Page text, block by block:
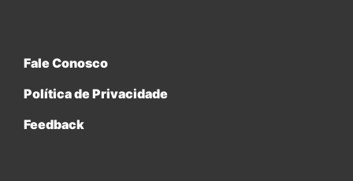
Fale Conosco
Política de Privacidade
Feedback